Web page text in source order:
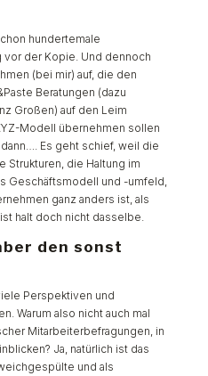
hundertemale
vor der Kopie. Und dennoch
(bei mir) auf, die den
Beratungen (dazu
Großen) auf den Leim
Modell übernehmen sollen
Es geht schief, weil die
Strukturen, die Haltung im
Geschäftsmodell und -umfeld,
ganz anders ist, als
halt doch nicht dasselbe.
den sonst
Perspektiven und
Warum also nicht auch mal
Mitarbeiterbefragungen, in
Ja, natürlich ist das
und als